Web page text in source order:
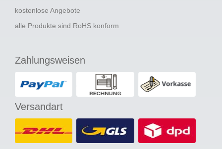
kostenlose Angebote
alle Produkte sind RoHS konform
Zahlungsweisen
Versandart